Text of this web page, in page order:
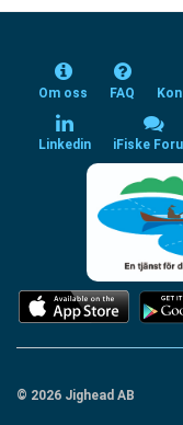
Om oss FAQ
Linkedin iFiske
© 2026 Jighead AB